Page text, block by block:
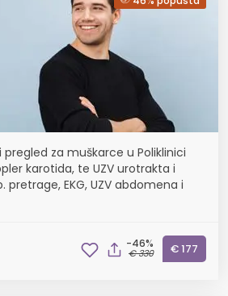
za muškarce u Poliklinici
karotida, te UZV urotrakta i
EKG, UZV abdomena i
-46%
€ 330 € 177